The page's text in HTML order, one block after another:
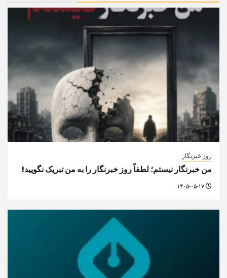
روز خبرنگار
من خبرنگار نیستم؛ لطفاً روز خبرنگار را به من تبریک نگویید!